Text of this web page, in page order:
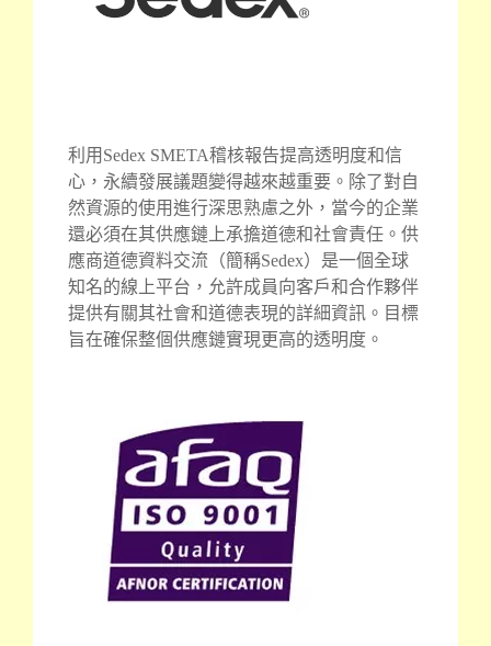
利用Sedex SMETA稽核報告提高透明度和信
心，永續發展議題變得越來越重要。除了對自
然資源的使用進行深思熟慮之外，當今的企業
還必須在其供應鏈上承擔道德和社會責任。供
應商道德資料交流（簡稱Sedex）是一個全球
知名的線上平台，允許成員向客戶和合作夥伴
提供有關其社會和道德表現的詳細資訊。目標
旨在確保整個供應鏈實現更高的透明度。